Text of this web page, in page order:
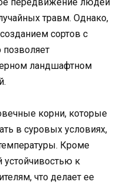
травм. Однако,
сортов с
позволяет
ландшафтном
корни, которые
в суровых условиях,
Кроме
устойчивостью к
что делает ее